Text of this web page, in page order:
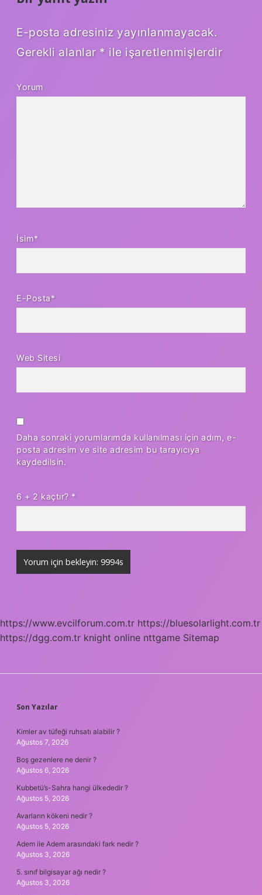
E-posta adresiniz yayınlanmayacak.
Gerekli alanlar * ile işaretlenmişlerdir
Yorum
İsim*
E-Posta*
Web Sitesi
Daha sonraki yorumlarımda kullanılması için adım, e-
posta adresim ve site adresim bu tarayıcıya
kaydedilsin.
6 + 2 kaçtır? *
https://www.evcilforum.com.tr https://bluesolarlight.com.tr
https://dgg.com.tr knight online nttgame Sitemap
SIDEBAR
Son Yazılar
Kimler av tüfeği ruhsatı alabilir ?
Ağustos 7, 2026
Boş gezenlere ne denir ?
Ağustos 6, 2026
Kubbetü’s-Sahra hangi ülkededir ?
Ağustos 5, 2026
Avarların kökeni nedir ?
Ağustos 5, 2026
Adem ile Adem arasındaki fark nedir ?
Ağustos 3, 2026
5. sınıf bilgisayar ağı nedir ?
Ağustos 3, 2026